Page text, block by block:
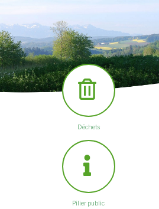
Déchets
Pilier public